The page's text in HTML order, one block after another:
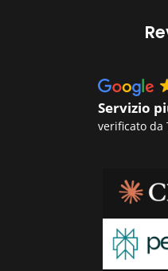
Servizio
verificato